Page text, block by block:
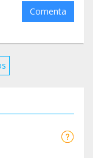
frente
y todos
a más
Comenta